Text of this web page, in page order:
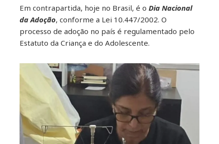
Em contrapartida, hoje no Brasil, é o Dia Nacional
da Adoção, conforme a Lei 10.447/2002. O
processo de adoção no país é regulamentado pelo
Estatuto da Criança e do Adolescente.